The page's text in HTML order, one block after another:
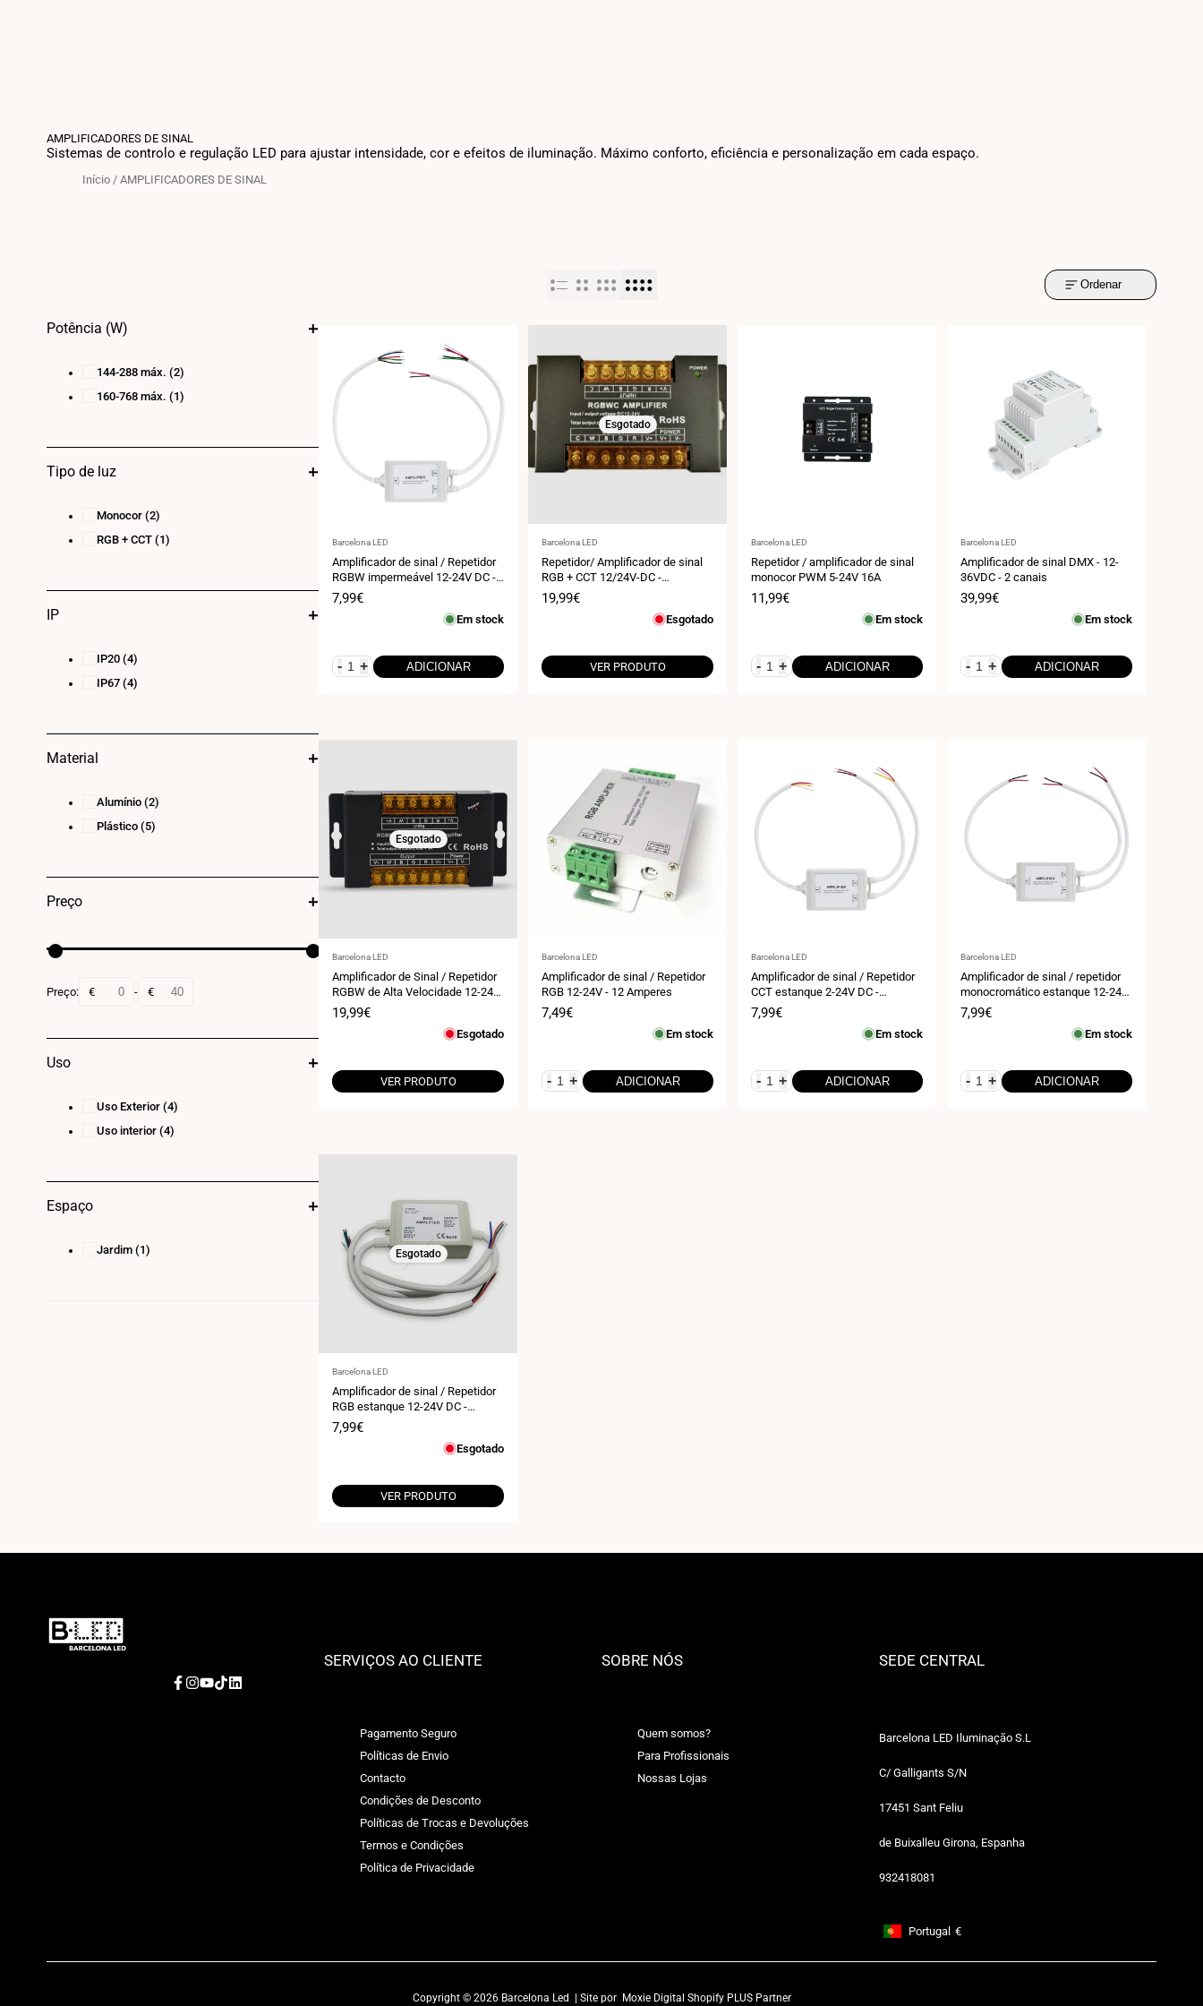
AMPLIFICADORES DE SINAL
Sistemas de controlo e regulação LED para ajustar intensidade, cor e efeitos de iluminação. Máximo conforto, eficiência e personalização em cada espaço.
Início / AMPLIFICADORES DE SINAL
Ordenar
Fornecedor:
Barcelona LED
Amplificador de sinal / Repetidor
RGBW impermeável 12-24V DC -
6A/canal - IP67
Preço
7,99€
Em stock
- + ADICIONAR
Esgotado
Fornecedor:
Barcelona LED
Repetidor/ Amplificador de sinal
RGB + CCT 12/24V-DC -
10A/Canal - Alta Velocidade
Preço
19,99€
Esgotado
VER PRODUTO
Fornecedor:
Barcelona LED
Repetidor / amplificador de sinal
monocor PWM 5-24V 16A
Preço
11,99€
Em stock
- + ADICIONAR
Fornecedor:
Barcelona LED
Amplificador de sinal DMX - 12-
36VDC - 2 canais
Preço
39,99€
Em stock
- + ADICIONAR
Esgotado
Fornecedor:
Barcelona LED
Amplificador de Sinal / Repetidor
RGBW de Alta Velocidade 12-24V
DC - 8A/Canal
Preço
19,99€
Esgotado
VER PRODUTO
Fornecedor:
Barcelona LED
Amplificador de sinal / Repetidor
RGB 12-24V - 12 Amperes
Preço
7,49€
Em stock
- + ADICIONAR
Fornecedor:
Barcelona LED
Amplificador de sinal / Repetidor
CCT estanque 2-24V DC -
6A/canal - IP67
Preço
7,99€
Em stock
- + ADICIONAR
Fornecedor:
Barcelona LED
Amplificador de sinal / repetidor
monocromático estanque 12-24V
DC - 6A/canal - IP67
Preço
7,99€
Em stock
- + ADICIONAR
Esgotado
Fornecedor:
Barcelona LED
Amplificador de sinal / Repetidor
RGB estanque 12-24V DC -
4A/canal
Preço
7,99€
Esgotado
VER PRODUTO
Potência (W)
144-288 máx. (2)
160-768 máx. (1)
Tipo de luz
Monocor (2)
RGB + CCT (1)
IP
IP20 (4)
IP67 (4)
Material
Alumínio (2)
Plástico (5)
Preço
Preço: € - €
Uso
Uso Exterior (4)
Uso interior (4)
Espaço
Jardim (1)
Facebook
Instagram
YouTube
TikTokLinkedIn
SERVIÇOS AO CLIENTE
Pagamento Seguro
Políticas de Envio
Contacto
Condições de Desconto
Políticas de Trocas e Devoluções
Termos e Condições
Política de Privacidade
SOBRE NÓS
Quem somos?
Para Profissionais
Nossas Lojas
SEDE CENTRAL
Barcelona LED Iluminação S.L
C/ Galligants S/N
17451 Sant Feliu
de Buixalleu Girona, Espanha
932418081
Footer: Portugal, €
Portugal €
Copyright © 2026 Barcelona Led | Site por Moxie Digital Shopify PLUS Partner